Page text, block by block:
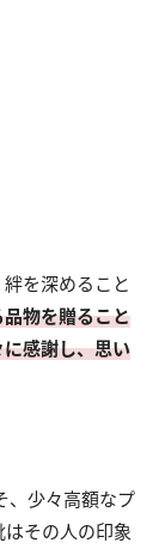
を深めること
物を贈ること
感謝し、思い
、少々高額なプ
その人の印象